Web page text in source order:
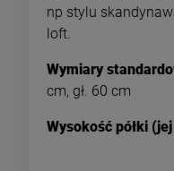
np stylu
loft.
Wymiary
cm, gł. 60 cm
Wysokość półki